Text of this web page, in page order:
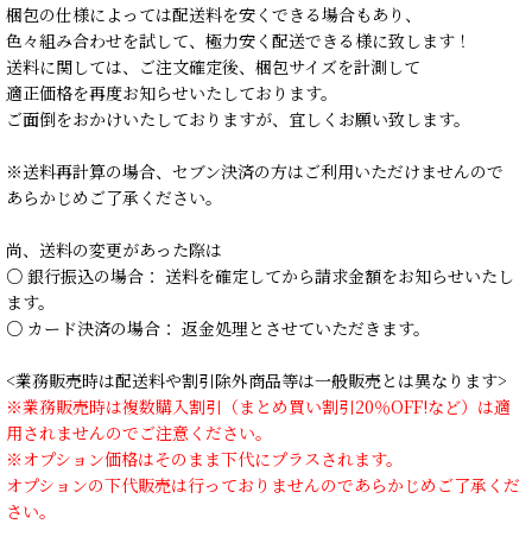
梱包の仕様によっては配送料を安くできる場合もあり、
色々組み合わせを試して、極力安く配送できる様に致します！
送料に関しては、ご注文確定後、梱包サイズを計測して
適正価格を再度お知らせいたしております。
ご面倒をおかけいたしておりますが、宜しくお願い致します。
※送料再計算の場合、セブン決済の方はご利用いただけませんので
あらかじめご了承ください。
尚、送料の変更があった際は
○ 銀行振込の場合： 送料を確定してから請求金額をお知らせいたし
ます。
○ カード決済の場合： 返金処理とさせていただきます。
<業務販売時は配送料や割引除外商品等は一般販売とは異なります>
※業務販売時は複数購入割引（まとめ買い割引20％OFF!など）は適
用されませんのでご注意ください。
※オプション価格はそのまま下代にプラスされます。
オプションの下代販売は行っておりませんのであらかじめご了承くだ
さい。